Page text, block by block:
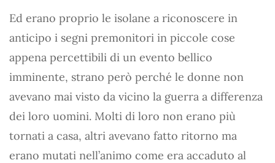
Ed erano proprio le isolane a riconoscere in
anticipo i segni premonitori in piccole cose
appena percettibili di un evento bellico
imminente, strano però perché le donne non
avevano mai visto da vicino la guerra a differenza
dei loro uomini. Molti di loro non erano più
tornati a casa, altri avevano fatto ritorno ma
erano mutati nell’animo come era accaduto al